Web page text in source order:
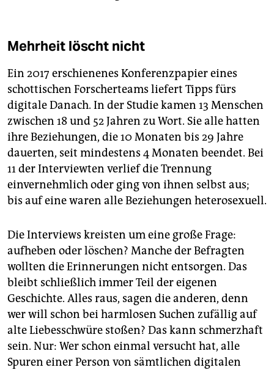
Mehrheit löscht nicht
Ein 2017 erschienenes Konferenzpapier eines
schottischen Forscherteams liefert Tipps fürs
digitale Danach. In der Studie kamen 13 Menschen
zwischen 18 und 52 Jahren zu Wort. Sie alle hatten
ihre Beziehungen, die 10 Monaten bis 29 Jahre
dauerten, seit mindestens 4 Monaten beendet. Bei
11 der Interviewten verlief die Trennung
einvernehmlich oder ging von ihnen selbst aus;
bis auf eine waren alle Beziehungen heterosexuell.
Die Interviews kreisten um eine große Frage:
aufheben oder löschen? Manche der Befragten
wollten die Erinnerungen nicht entsorgen. Das
bleibt schließlich immer Teil der eigenen
Geschichte. Alles raus, sagen die anderen, denn
wer will schon bei harmlosen Suchen zufällig auf
alte Liebesschwüre stoßen? Das kann schmerzhaft
sein. Nur: Wer schon einmal versucht hat, alle
Spuren einer Person von sämtlichen digitalen